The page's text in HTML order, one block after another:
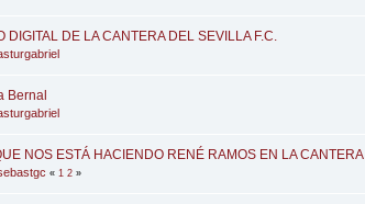
DIGITAL DE LA CANTERA DEL SEVILLA F.C.
Bernal
NOS ESTÁ HACIENDO RENÉ RAMOS EN LA CANTERA
«1 2 »